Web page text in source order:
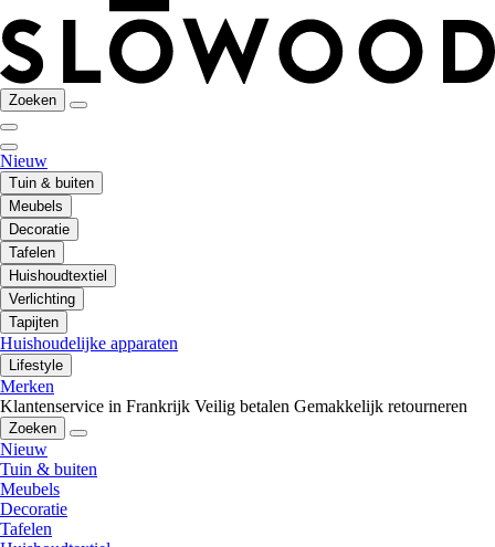
Zoeken
Nieuw
Tuin & buiten
Meubels
Decoratie
Tafelen
Huishoudtextiel
Verlichting
Tapijten
Huishoudelijke apparaten
Lifestyle
Merken
Klantenservice in Frankrijk Veilig betalen Gemakkelijk retourneren
Zoeken
Nieuw
Tuin & buiten
Meubels
Decoratie
Tafelen